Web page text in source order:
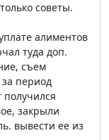
советы.
алиментов
туда доп.
съем
период
получился
закрыли
вывести ее из